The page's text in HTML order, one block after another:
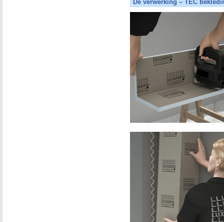
De verwerking – TEC